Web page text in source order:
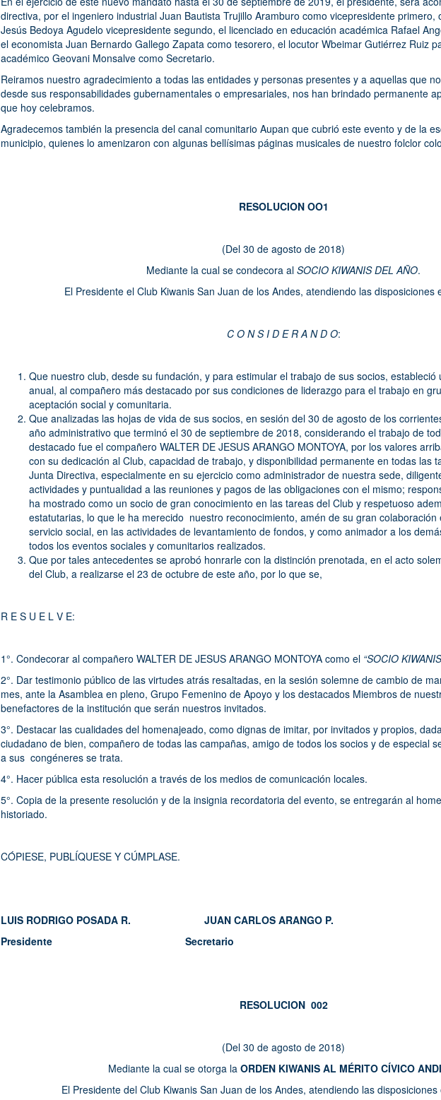
directiva, por el ingeniero industrial Juan Bautista Trujillo Aramburo como vicepresidente primero,
Jesús Bedoya Agudelo vicepresidente segundo, el licenciado en educación académica Rafael
el economista Juan Bernardo Gallego Zapata como tesorero, el locutor Wbeimar Gutiérrez Ruiz
académico Geovani Monsalve como Secretario.
Reiramos nuestro agradecimiento a todas las entidades y personas presentes y a aquellas que
desde sus responsabilidades gubernamentales o empresariales, nos han brindado permanente
que hoy celebramos.
Agradecemos también la presencia del canal comunitario Aupan que cubrió este evento y de la
municipio, quienes lo amenizaron con algunas bellísimas páginas musicales de nuestro folclor
RESOLUCION OO1
(Del 30 de agosto de 2018)
Mediante la cual se condecora al SOCIO KIWANIS DEL AÑO.
El Presidente el Club Kiwanis San Juan de los Andes, atendiendo las
C O N S I D E R A N D O:
Que nuestro club, desde su fundación, y para estimular el trabajo de sus socios, estableció
anual, al compañero más destacado por sus condiciones de liderazgo para el trabajo en
aceptación social y comunitaria.
Que analizadas las hojas de vida de sus socios, en sesión del 30 de agosto de los
año administrativo que terminó el 30 de septiembre de 2018, considerando el trabajo de
destacado fue el compañero WALTER DE JESUS ARANGO MONTOYA, por los valores
con su dedicación al Club, capacidad de trabajo, y disponibilidad permanente en todas las
Junta Directiva, especialmente en su ejercicio como administrador de nuestra sede,
actividades y puntualidad a las reuniones y pagos de las obligaciones con el mismo;
ha mostrado como un socio de gran conocimiento en las tareas del Club y respetuoso
estatutarias, lo que le ha merecido nuestro reconocimiento, amén de su gran colaboración
servicio social, en las actividades de levantamiento de fondos, y como animador a los
todos los eventos sociales y comunitarios realizados.
Que por tales antecedentes se aprobó honrarle con la distinción prenotada, en el acto
del Club, a realizarse el 23 de octubre de este año, por lo que se,
R E S U E L V E:
1°. Condecorar al compañero WALTER DE JESUS ARANGO MONTOYA como el “SOCIO
2°. Dar testimonio público de las virtudes atrás resaltadas, en la sesión solemne de cambio de
mes, ante la Asamblea en pleno, Grupo Femenino de Apoyo y los destacados Miembros de
benefactores de la institución que serán nuestros invitados.
3°. Destacar las cualidades del homenajeado, como dignas de imitar, por invitados y propios,
ciudadano de bien, compañero de todas las campañas, amigo de todos los socios y de especial
a sus congéneres se trata.
4°. Hacer pública esta resolución a través de los medios de comunicación locales.
5°. Copia de la presente resolución y de la insignia recordatoria del evento, se entregarán al
historiado.
CÓPIESE, PUBLÍQUESE Y CÚMPLASE.
LUIS RODRIGO POSADA R. JUAN CARLOS ARANGO P.
Presidente Secretario
RESOLUCION 002
(Del 30 de agosto de 2018)
Mediante la cual se otorga la ORDEN KIWANIS AL MÉRITO CÍVICO
El Presidente del Club Kiwanis San Juan de los Andes, atendiendo las